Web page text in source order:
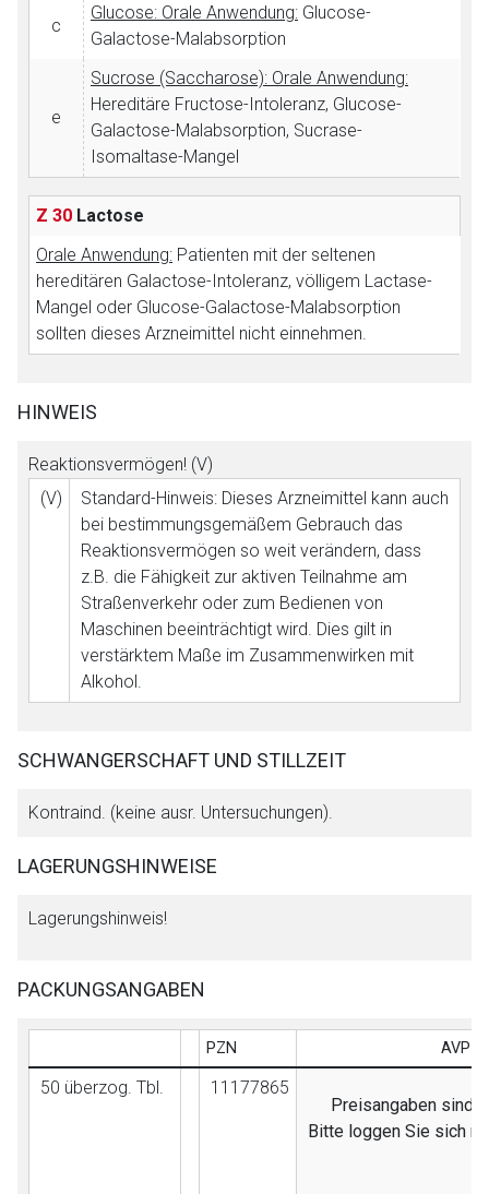
c
Glucose: Orale Anwendung: Glucose-
Galactose-Malabsorption
e
Sucrose (Saccharose): Orale Anwendung:
Hereditäre Fructose-Intoleranz, Glucose-
Galactose-Malabsorption, Sucrase-
Isomaltase-Mangel
Z 30 Lactose
Orale Anwendung: Patienten mit der seltenen
hereditären Galactose-Intoleranz, völligem Lactase-
Mangel oder Glucose-Galactose-Malabsorption
sollten dieses Arzneimittel nicht einnehmen.
HINWEIS
Reaktionsvermögen! (V)
(V)
Standard-Hinweis: Dieses Arzneimittel kann auch
bei bestimmungsgemäßem Gebrauch das
Reaktionsvermögen so weit verändern, dass
z.B. die Fähigkeit zur aktiven Teilnahme am
Straßenverkehr oder zum Bedienen von
Maschinen beeinträchtigt wird. Dies gilt in
verstärktem Maße im Zusammenwirken mit
Alkohol.
SCHWANGERSCHAFT UND STILLZEIT
Kontraind. (keine ausr. Untersuchungen).
LAGERUNGSHINWEISE
Lagerungshinweis!
PACKUNGSANGABEN
PZN AVP
50 überzog. Tbl.
11177865
Preisangaben sind
Bitte loggen Sie sich